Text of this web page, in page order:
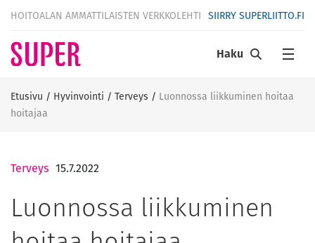
HOITOALAN AMMATTILAISTEN VERKKOLEHTI SIIRRY SUPERLIITTO.FI
Haku
Etusivu / Hyvinvointi / Terveys / Luonnossa liikkuminen hoitaa
hoitajaa
Terveys 15.7.2022
Luonnossa liikkuminen